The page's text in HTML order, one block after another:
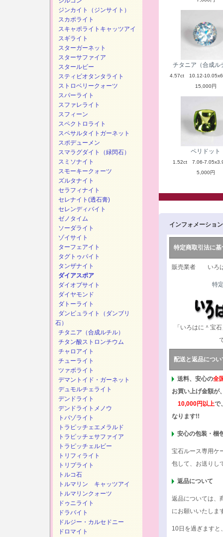
チタニア（合成ル
4.57ct 10.12-
15,000円
ペリドット
1.52ct 7.06-
5,000円
インフォメーション
特定商取引法に基
販売業者 いろ
特
「いろはに＾宝
配送と返品につい
送料、安心の全
お買い上げ金額が
10,000円以上で
なります!!
安心の包装・梱
宝石ルース専用ケ
包して、お送りし
返品について
返品については、
にお願いいたしま
10日を過ぎますと
ジンカイト（ジンサイト）
スカポライト
スキャポライトキャッツアイ
スギライト
スターガーネット
スターサファイア
スタールビー
スティビオタンタライト
ストロベリークォーツ
スパーライト
スファレライト
スフィーン
スペクトロライト
スペサルタイトガーネット
スポデューメン
スマラグダイト（緑閃石）
スミソナイト
スモーキークォーツ
ズルタナイト
セラフィナイト
セレナイト(透石膏)
セレンディバイト
ゼノタイム
ソーダライト
ゾイサイト
ターフェアイト
タグトゥパイト
タンザナイト
ダイアスポア
ダイオプサイト
ダイヤモンド
ダトーライト
ダンビュライト（ダンブリ
石）
チタニア（合成ルチル）
チタン酸ストロンチウム
チャロアイト
チューライト
ツァボライト
デマントイド・ガーネット
デュモルチェライト
デンドライト
デンドライトメノウ
トパゾライト
トラピッチェエメラルド
トラピッチェサファイア
トラピッチェルビー
トリフィライト
トリプライト
トルコ石
トルマリン キャッツアイ
トルマリンクォーツ
ドゥニライト
ドラバイト
ドルジー・カルセドニー
ドロマイト